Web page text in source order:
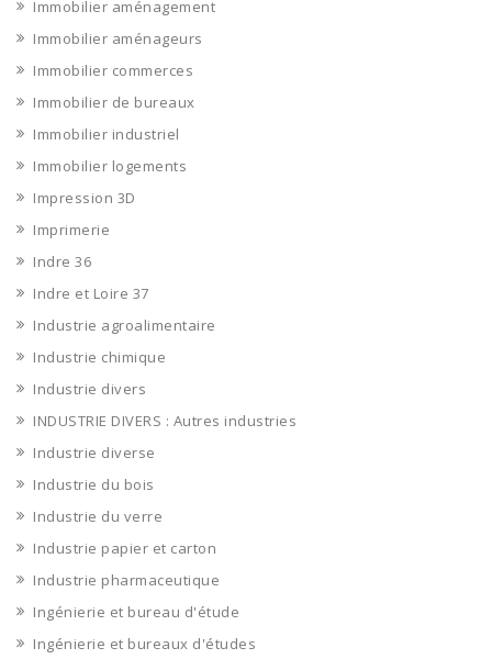
Immobilier aménagement
Immobilier aménageurs
Immobilier commerces
Immobilier de bureaux
Immobilier industriel
Immobilier logements
Impression 3D
Imprimerie
Indre 36
Indre et Loire 37
Industrie agroalimentaire
Industrie chimique
Industrie divers
INDUSTRIE DIVERS : Autres industries
Industrie diverse
Industrie du bois
Industrie du verre
Industrie papier et carton
Industrie pharmaceutique
Ingénierie et bureau d'étude
Ingénierie et bureaux d'études